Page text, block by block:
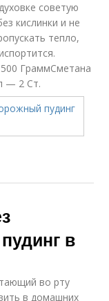
советую
кислинки и не
тепло,
ГраммСметана
— 2 Ст.
в
во рту
в домашних